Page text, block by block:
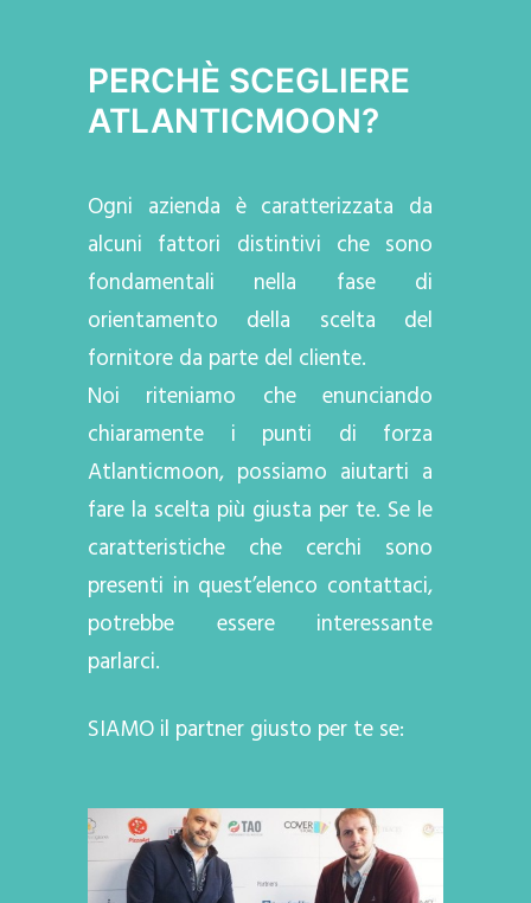
PERCHÈ SCEGLIERE
ATLANTICMOON?
Ogni azienda è caratterizzata da
alcuni fattori distintivi che sono
fondamentali nella fase di
orientamento della scelta del
fornitore da parte del cliente.
Noi riteniamo che enunciando
chiaramente i punti di forza
Atlanticmoon, possiamo aiutarti a
fare la scelta più giusta per te. Se le
caratteristiche che cerchi sono
presenti in quest’elenco contattaci,
potrebbe essere interessante
parlarci.
SIAMO il partner giusto per te se: